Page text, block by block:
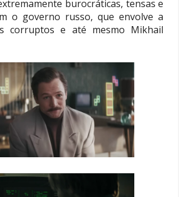
burocráticas, tensas e
o governo russo, que envolve a
corruptos e até mesmo Mikhail